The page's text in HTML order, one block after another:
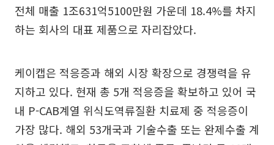
전체 매출 1조631억5100만원 가운데 18.4%를 차지
하는 회사의 대표 제품으로 자리잡았다.
케이캡은 적응증과 해외 시장 확장으로 경쟁력을 유
지하고 있다. 현재 총 5개 적응증을 확보하고 있어 국
내 P-CAB계열 위식도역류질환 치료제 중 적응증이
가장 많다. 해외 53개국과 기술수출 또는 완제수출 계